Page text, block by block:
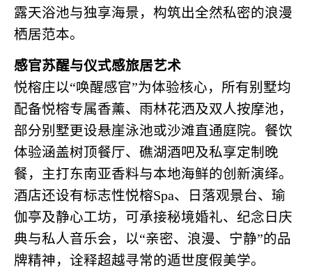
露天浴池与独享海景，构筑出全然私密的浪漫
栖居范本。
感官苏醒与仪式感旅居艺术
悦榕庄以“唤醒感官”为体验核心，所有别墅均
配备悦榕专属香薰、雨林花洒及双人按摩池，
部分别墅更设悬崖泳池或沙滩直通庭院。餐饮
体验涵盖树顶餐厅、礁湖酒吧及私享定制晚
餐，主打东南亚香料与本地海鲜的创新演绎。
酒店还设有标志性悦榕Spa、日落观景台、瑜
伽亭及静心工坊，可承接秘境婚礼、纪念日庆
典与私人音乐会，以“亲密、浪漫、宁静”的品
牌精神，诠释超越寻常的遁世度假美学。